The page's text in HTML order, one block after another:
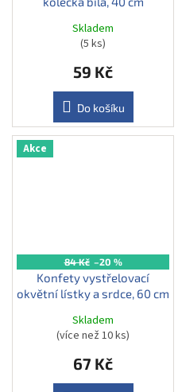
Skladem
(5 ks)
59 Kč
Do košíku
Akce
84 Kč –20 %
Konfety vystřelovací
okvětní lístky a srdce, 60 cm
Skladem
(více než 10 ks)
67 Kč